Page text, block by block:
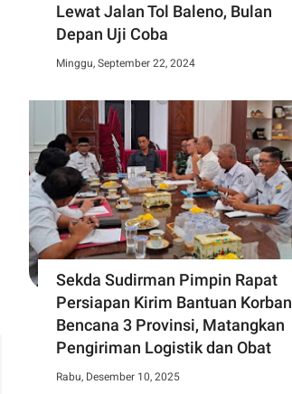
Lewat Jalan Tol Baleno, Bulan
Depan Uji Coba
Minggu, September 22, 2024
Sekda Sudirman Pimpin Rapat
Persiapan Kirim Bantuan Korban
Bencana 3 Provinsi, Matangkan
Pengiriman Logistik dan Obat
Rabu, Desember 10, 2025